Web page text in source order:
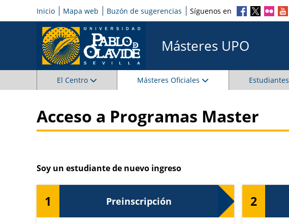
Inicio Mapa web Buzón de sugerencias Síguenos en
Másteres UPO
El Centro Másteres Oficiales Estudiantes
Acceso a Programas Master
Soy un estudiante de nuevo ingreso
1 Preinscripción 2